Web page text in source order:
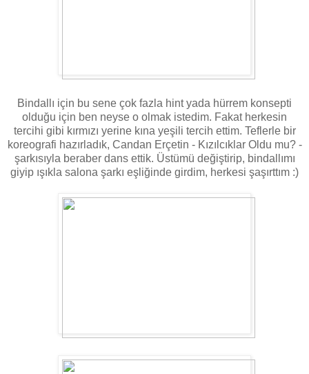
Bindallı için bu sene çok fazla hint yada hürrem konsepti
olduğu için ben neyse o olmak istedim. Fakat herkesin
tercihi gibi kırmızı yerine kına yeşili tercih ettim. Teflerle bir
koreografi hazırladık, Candan Erçetin - Kızılcıklar Oldu mu? -
şarkısıyla beraber dans ettik. Üstümü değiştirip, bindallımı
giyip ışıkla salona şarkı eşliğinde girdim, herkesi şaşırttım :)